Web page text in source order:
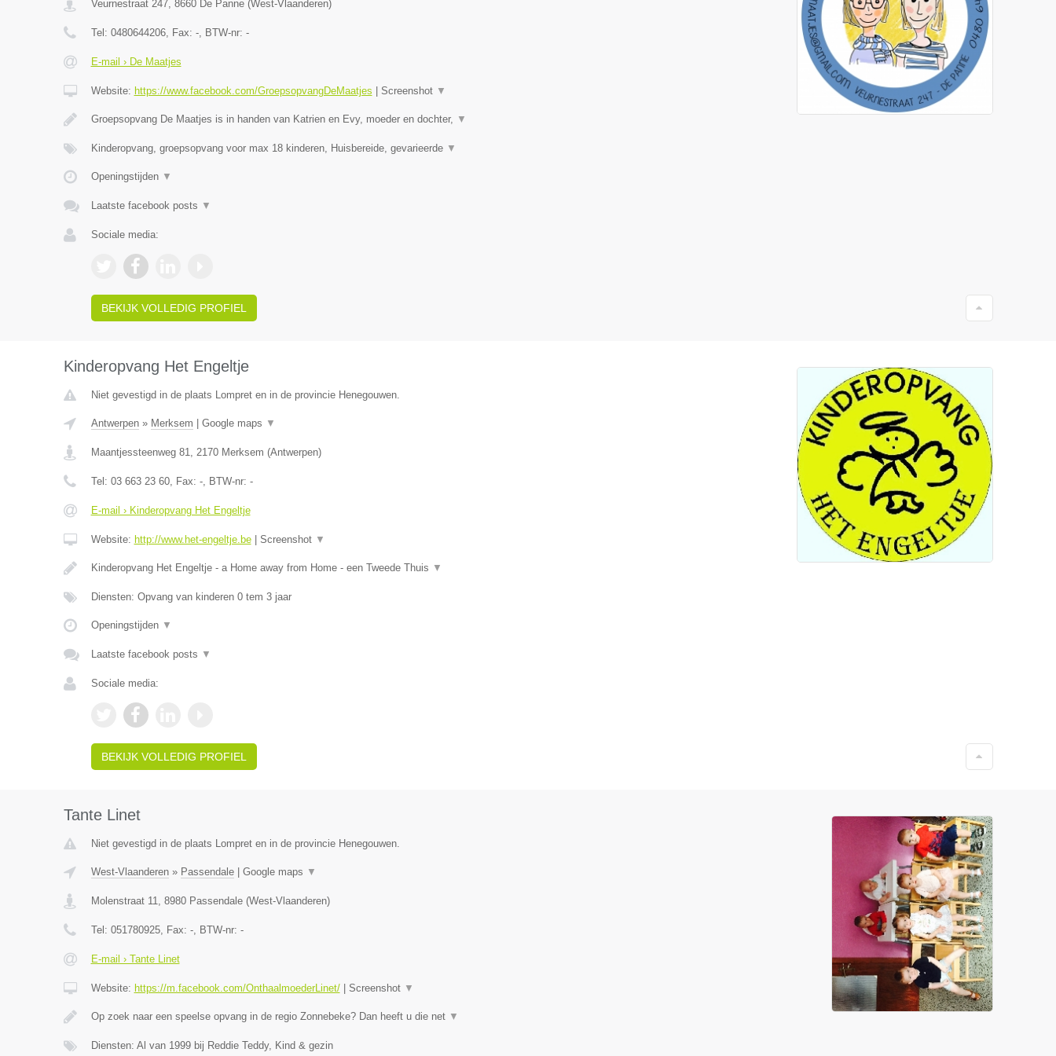
Veurnestraat 247, 8660 De Panne(West-Vlaanderen)
Tel: 0480644206, Fax: -, BTW-nr: -
E-mail › De Maatjes
Website: https://www.facebook.com/GroepsopvangDeMaatjes Screenshot ▼
Groepsopvang De Maatjes is in handen van Katrien en Evy, moeder en dochter, ▼
Kinderopvang, groepsopvang voor max 18 kinderen, Huisbereide, gevarieerde ▼
Openingstijden ▼
Laatste facebook posts ▼
Sociale media:
BEKIJK VOLLEDIG PROFIEL
Kinderopvang Het Engeltje
Niet gevestigd in de plaats Lompret en in de provincie Henegouwen.
Antwerpen» Merksem Google maps ▼
Maantjessteenweg 81, 2170 Merksem (Antwerpen)
Tel: 03 663 23 60, Fax: -, BTW-nr: -
E-mail › Kinderopvang Het Engeltje
Website: http://www.het-engeltje.be| Screenshot ▼
Kinderopvang Het Engeltje - a Home away from Home - een Tweede Thuis ▼
Diensten: Opvang van kinderen 0 tem 3 jaar
Openingstijden ▼
Laatste facebook posts ▼
Sociale media:
BEKIJK VOLLEDIG PROFIEL
Tante Linet
Niet gevestigd in de plaats Lompret en in de provincie Henegouwen.
West-Vlaanderen» Passendale| Google maps ▼
Molenstraat 11, 8980 Passendale(West-Vlaanderen)
Tel: 051780925, Fax: -, BTW-nr: -
E-mail › Tante Linet
Website: https://m.facebook.com/OnthaalmoederLinet/| Screenshot ▼
Op zoek naar een speelse opvang in de regio Zonnebeke? Dan heeft u die net ▼
Diensten: Al van 1999 bij Reddie Teddy, Kind & gezin